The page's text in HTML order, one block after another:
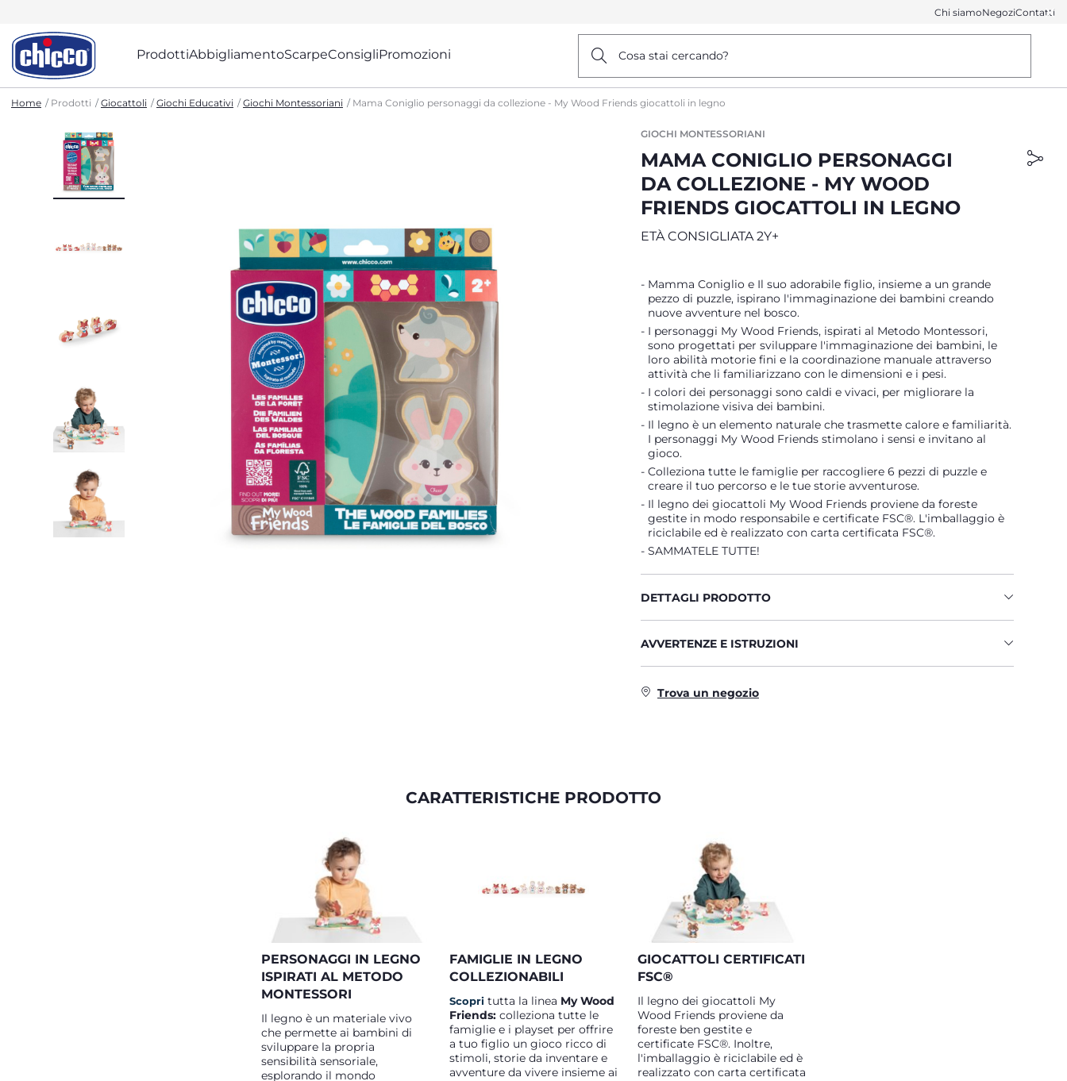
Chi siamoNegoziContatti
ProdottiAbbigliamentoScarpeConsigliPromozioni Cosa stai cercando?
Home Prodotti Giocattoli Giochi Educativi Giochi Montessoriani Mama Coniglio personaggi da collezione - My Wood Friends giocattoli in legno
GIOCHI MONTESSORIANI
MAMA CONIGLIO PERSONAGGI
DA COLLEZIONE - MY WOOD
FRIENDS GIOCATTOLI IN LEGNO
ETÀ CONSIGLIATA 2Y+
Mamma Coniglio e Il suo adorabile figlio, insieme a un grande
pezzo di puzzle, ispirano l'immaginazione dei bambini creando
nuove avventure nel bosco.
I personaggi My Wood Friends, ispirati al Metodo Montessori,
sono progettati per sviluppare l'immaginazione dei bambini, le
loro abilità motorie fini e la coordinazione manuale attraverso
attività che li familiarizzano con le dimensioni e i pesi.
I colori dei personaggi sono caldi e vivaci, per migliorare la
stimolazione visiva dei bambini.
Il legno è un elemento naturale che trasmette calore e familiarità.
I personaggi My Wood Friends stimolano i sensi e invitano al
gioco.
Colleziona tutte le famiglie per raccogliere 6 pezzi di puzzle e
creare il tuo percorso e le tue storie avventurose.
Il legno dei giocattoli My Wood Friends proviene da foreste
gestite in modo responsabile e certificate FSC®. L'imballaggio è
riciclabile ed è realizzato con carta certificata FSC®.
SAMMATELE TUTTE!
DETTAGLI PRODOTTO
AVVERTENZE E ISTRUZIONI
Trova un negozio
CARATTERISTICHE PRODOTTO
PERSONAGGI IN LEGNO
ISPIRATI AL METODO
MONTESSORI
Il legno è un materiale vivo
che permette ai bambini di
sviluppare la propria
sensibilità sensoriale,
esplorando il mondo
FAMIGLIE IN LEGNO
COLLEZIONABILI
Scopri tutta la linea My Wood
Friends: colleziona tutte le
famiglie e i playset per offrire
a tuo figlio un gioco ricco di
stimoli, storie da inventare e
avventure da vivere insieme ai
GIOCATTOLI CERTIFICATI
FSC®
Il legno dei giocattoli My
Wood Friends proviene da
foreste ben gestite e
certificate FSC®. Inoltre,
l'imballaggio è riciclabile ed è
realizzato con carta certificata